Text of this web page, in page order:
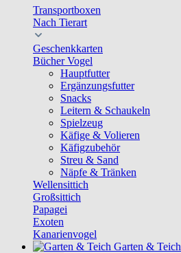
Transportboxen
Nach Tierart
Geschenkkarten
Bücher Vogel
Hauptfutter
Ergänzungsfutter
Snacks
Leitern & Schaukeln
Spielzeug
Käfige & Volieren
Käfigzubehör
Streu & Sand
Näpfe & Tränken
Wellensittich
Großsittich
Papagei
Exoten
Kanarienvogel
Garten & Teich